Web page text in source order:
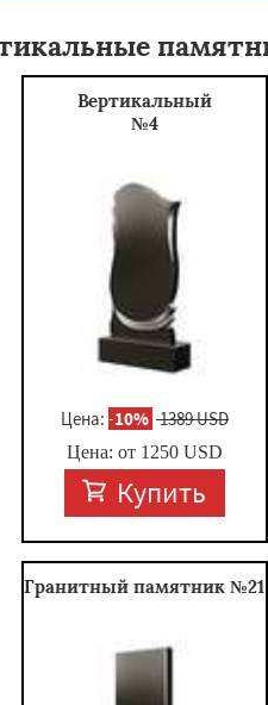
Вертикальный
№4
Цена: -10% 1389 USD
Цена: от 1250USD
Купить
Гранитный памятник №21